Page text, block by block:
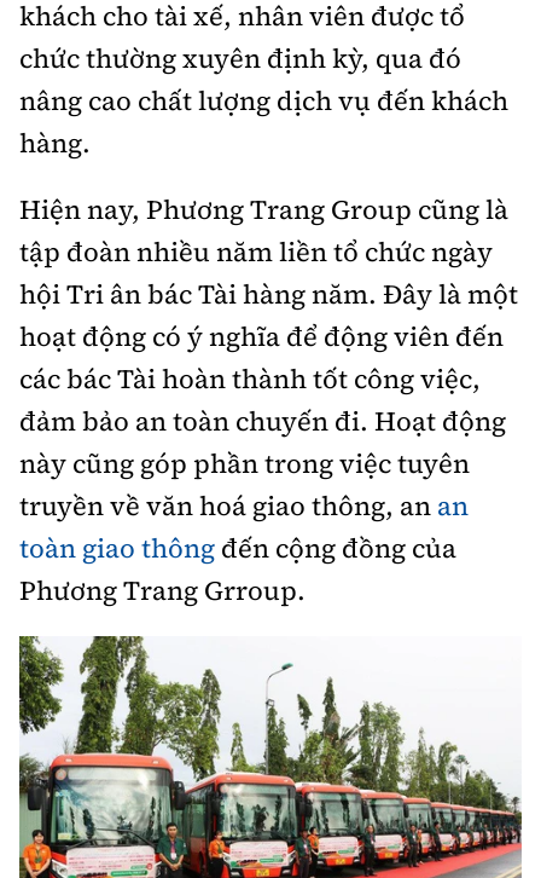
khách cho tài xế, nhân viên được tổ
chức thường xuyên định kỳ, qua đó
nâng cao chất lượng dịch vụ đến khách
hàng.
Hiện nay, Phương Trang Group cũng là
tập đoàn nhiều năm liền tổ chức ngày
hội Tri ân bác Tài hàng năm. Đây là một
hoạt động có ý nghĩa để động viên đến
các bác Tài hoàn thành tốt công việc,
đảm bảo an toàn chuyến đi. Hoạt động
này cũng góp phần trong việc tuyên
truyền về văn hoá giao thông, an an
toàn giao thông đến cộng đồng của
Phương Trang Grroup.